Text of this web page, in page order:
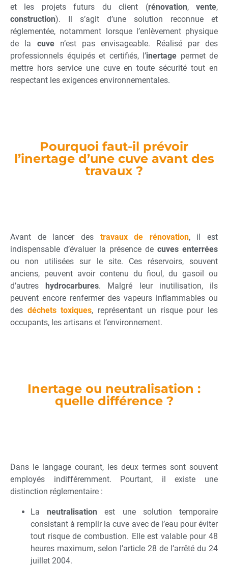
et les projets futurs du client (rénovation,vente,
construction). Il s’agit d’une solution reconnue et
réglementée, notamment lorsque l’enlèvement physique
de la cuven’est pas envisageable. Réalisé par des
professionnels équipés et certifiés, l’inertage permet de
mettre hors service une cuve en toute sécurité tout en
respectant les exigences environnementales.
Pourquoi faut-il prévoir
l’inertage d’une cuve avant des
travaux ?
Avant de lancer des travaux de rénovation, il est
indispensable d’évaluer la présence de cuves enterrées
ou non utilisées sur le site. Ces réservoirs, souvent
anciens, peuvent avoir contenu du fioul, du gasoil ou
d’autreshydrocarbures. Malgré leur inutilisation, ils
peuvent encore renfermer des vapeurs inflammables ou
des déchets toxiques, représentant un risque pour les
occupants, les artisans et l’environnement.
Inertage ou neutralisation :
quelle différence ?
Dans le langage courant, les deux termes sont souvent
employés indifféremment. Pourtant, il existe une
distinction réglementaire :
Laneutralisation est une solution temporaire
consistant à remplir la cuve avec de l’eau pour éviter
tout risque de combustion. Elle est valable pour 48
heures maximum, selon l’article 28 de l’arrêté du 24
juillet 2004.